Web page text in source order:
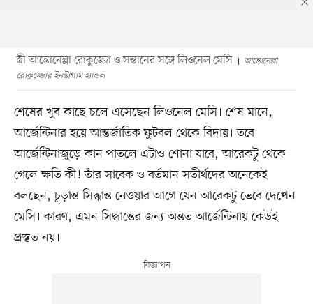
স্ত্রী আন্তোনেল্লা রোকুজ্জো ও সন্তানের সঙ্গে লিওনেল মেসি
আন্তোনেল্লা
রোকুজ্জোর ইনস্টাগ্রাম হ্যান্ডল
শেষের খুব কাছে চলে এসেছেন লিওনেল মেসি। শেষ মানে,
আর্জেন্টিনার হয়ে আন্তর্জাতিক ফুটবল থেকে বিদায়। তবে
আর্জেন্টিনাজুড়ে কান পাতলে এটাও শোনা যাবে, আরেকটু থেকে
গেলে ক্ষতি কী! তাঁর সাবেক ও বর্তমান সতীর্থদের অনেকেই
বলছেন, চূড়ান্ত সিদ্ধান্ত নেওয়ার আগে যেন আরেকটু ভেবে দেখেন
মেসি। কারণ, এমন সিদ্ধান্তের জন্য অন্তত আর্জেন্টিনায় কেউই
প্রস্তুত নয়।